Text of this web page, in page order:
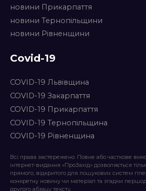
новини Прикарпаття
новини Тернопільщини
новини Рівненщини
Covid-19
COVID-19 Львівщина
COVID-19 Закарпаття
COVID-19 Прикарпаття
COVID-19 Тернопільщина
COVID-19 Рівненщина
Всі права застережено. Повне або часткове
інтернет-видання «ПроЗахід» дозволяється
прямого, відкритого для пошукових систем
конкретну новину чи матеріал та згадки
другого абзацу тексту.